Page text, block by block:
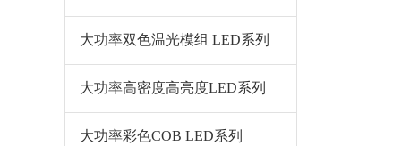
大功率双色温光模组 LED系列
大功率高密度高亮度LED系列
大功率彩色COB LED系列